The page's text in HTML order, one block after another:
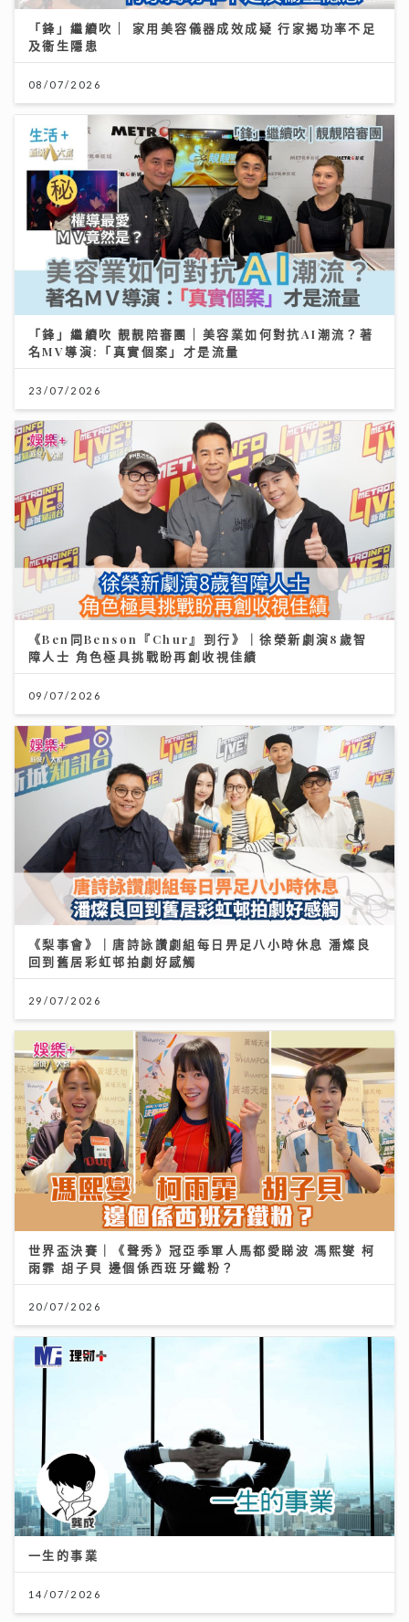
「鋒」繼續吹 | 家用美容儀器成效成疑 行家揭功率不足
及衞生隱患
08/07/2026
「鋒」繼續吹 靚靚陪審團 | 美容業如何對抗AI潮流？著
名MV導演:「真實個案」才是流量
23/07/2026
《Ben同Benson『Chur』到行》｜徐榮新劇演8歲智
障人士 角色極具挑戰盼再創收視佳績
09/07/2026
《梨事會》｜唐詩詠讚劇組每日畀足八小時休息 潘燦良
回到舊居彩虹邨拍劇好感觸
29/07/2026
世界盃決賽｜《聲秀》冠亞季軍人馬都愛睇波 馮熙燮 柯
雨霏 胡子貝 邊個係西班牙鐵粉？
20/07/2026
一生的事業
14/07/2026